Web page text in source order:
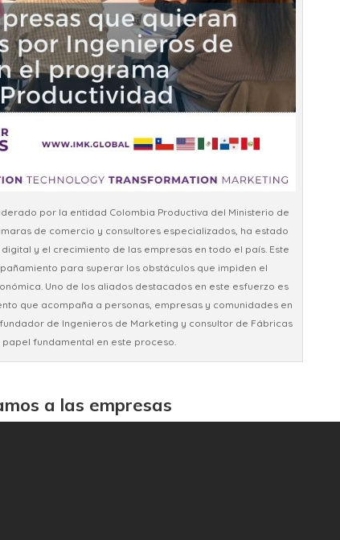
por la entidad Colombia Productiva del Ministerio de
de comercio y consultores especializados, ha estado
y el crecimiento de las empresas en todo el país. Este
para superar los obstáculos que impiden el
Uno de los aliados destacados en este esfuerzo es
que acompaña a personas, empresas y comunidades en
de Ingenieros de Marketing y consultor de Fábricas
fundamental en este proceso.
a las empresas